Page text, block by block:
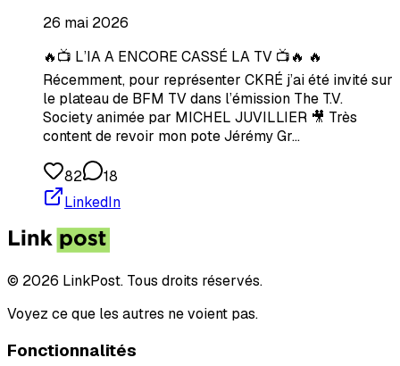
26 mai 2026
🔥📺 L’IA A ENCORE CASSÉ LA TV 📺🔥 🔥
Récemment, pour représenter CKRÉ j’ai été invité sur
le plateau de BFM TV dans l’émission The T.V.
Society animée par MICHEL JUVILLIER 🎥 Très
content de revoir mon pote Jérémy Gr…
82
18
LinkedIn
© 2026 LinkPost. Tous droits réservés.
Voyez ce que les autres ne voient pas.
Fonctionnalités